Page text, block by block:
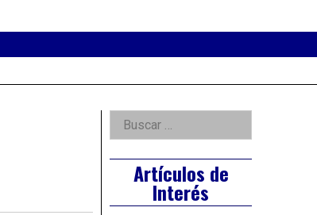
Right
Asides
Buscar:
Artículos de
Interés